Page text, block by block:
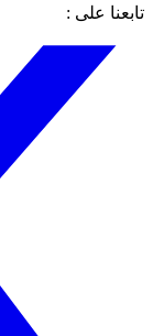
تابعنا على :